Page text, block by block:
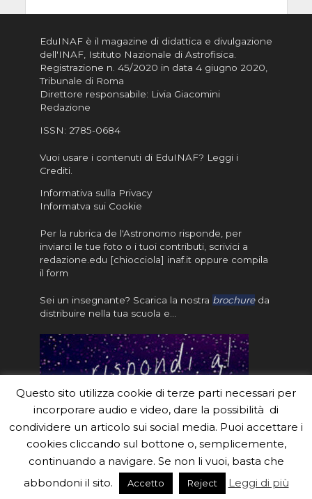
EduINAF è il magazine di didattica e divulgazione
dell'INAF, Istituto Nazionale di Astrofisica
Registrazione n. 45/2020 in data 4 giugno 2020,
Tribunale di Roma
Direttore responsabile: Livia Giacomini
Redazione
ISSN: 2785-0684
Vuoi usare i contenuti di EduINAF? Leggi i
Crediti.
Informativa sulla Privacy
Informatva sui Cookie
Per la rubrica de l'Astronomo risponde, per
inviarci le tue foto o i tuoi contributi, scrivici a
redazione.edu [chiocciola] inaf.it oppure compila
il form
Sei un insegnante? Scarica la nostra brochureda
distribuire nella tua scuola e…
#eduinaf #inaf #astronomyforabetterworld.
Theme created by Meks. Powered byWordPress.
Questo sito utilizza cookie di terze parti necessari per
incorporare audio e video, dare la possibilità di
condividere un articolo sui social media. Puoi accettare i
cookies cliccando sul bottone o, semplicemente,
continuando a navigare. Se non li vuoi, basta che
abbondoni il sito.
Accetto Reject Leggi di più